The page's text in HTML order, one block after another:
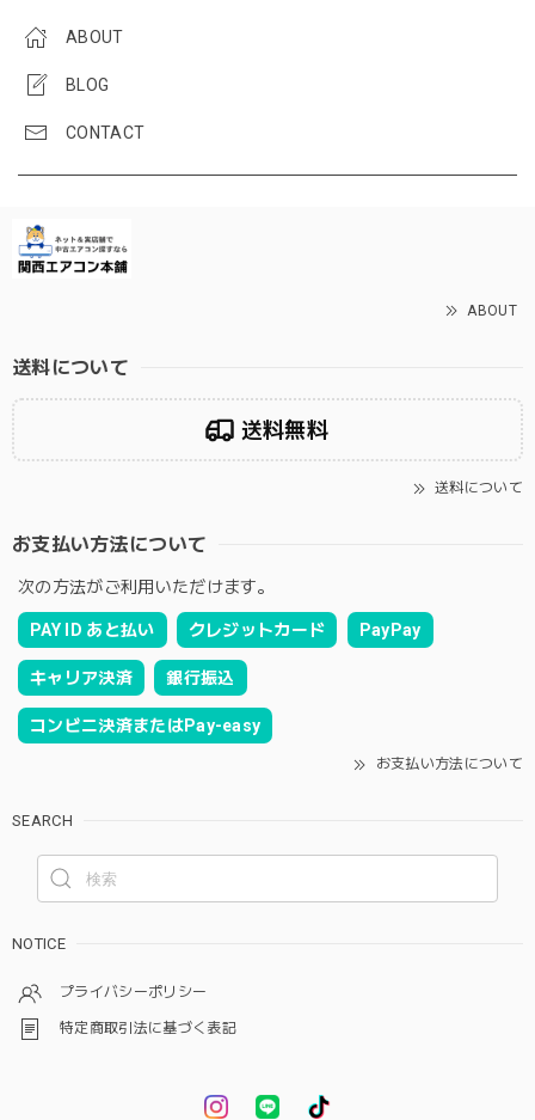
ABOUT
BLOG
CONTACT
ABOUT
送料について
送料無料
送料について
お支払い方法について
次の方法がご利用いただけます。
PAY ID あと払い クレジットカード PayPay
キャリア決済 銀行振込
コンビニ決済またはPay-easy
お支払い方法について
SEARCH
NOTICE
プライバシーポリシー
特定商取引法に基づく表記